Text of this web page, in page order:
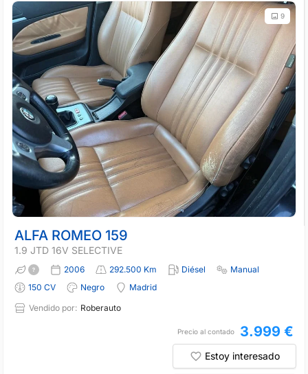
9
ALFA ROMEO 159
1.9 JTD 16V SELECTIVE
2006 292.500 Km Diésel
Manual
150 CV
Negro
Madrid
Vendido por: Roberauto
Precio al contado 3.999 €
Estoy interesado